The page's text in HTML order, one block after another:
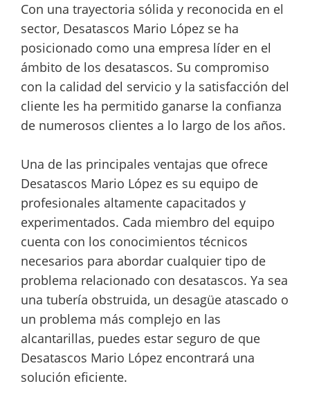
Con una trayectoria sólida y reconocida en el
sector, Desatascos Mario López se ha
posicionado como una empresa líder en el
ámbito de los desatascos. Su compromiso
con la calidad del servicio y la satisfacción del
cliente les ha permitido ganarse la confianza
de numerosos clientes a lo largo de los años.
Una de las principales ventajas que ofrece
Desatascos Mario López es su equipo de
profesionales altamente capacitados y
experimentados. Cada miembro del equipo
cuenta con los conocimientos técnicos
necesarios para abordar cualquier tipo de
problema relacionado con desatascos. Ya sea
una tubería obstruida, un desagüe atascado o
un problema más complejo en las
alcantarillas, puedes estar seguro de que
Desatascos Mario López encontrará una
solución eficiente.